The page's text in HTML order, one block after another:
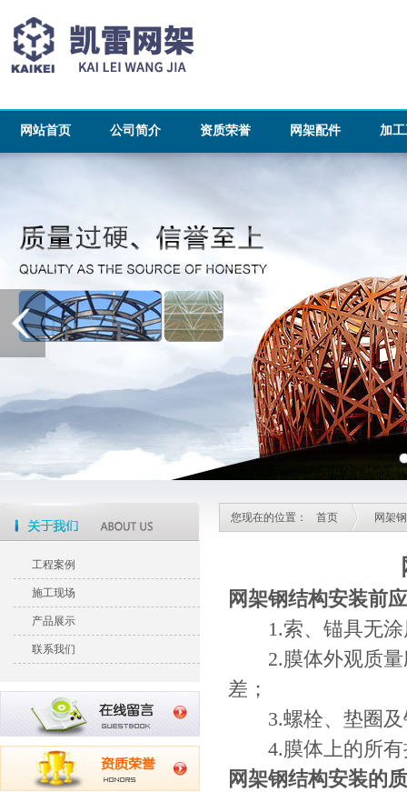
网站首页 公司简介 资质荣誉 网架配件 加
工程案例
施工现场
产品展示
联系我们
您现在的位置： 首页 网架
网架钢结构安装前
1.索、锚具无涂
2.膜体外观质量
差；
3.螺栓、垫圈及
4.膜体上的所有
网架钢结构安装的